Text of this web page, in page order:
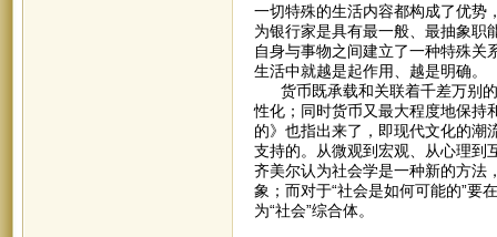
一切特殊的生活内容都构成了优势
为银行家是具有最一般、最抽象职
自身与事物之间建立了一种特殊关
生活中就越是起作用、越是明确。
货币既承载和关联着千差万别的
性化；同时货币又最大程度地保持
的》也指出来了，即现代文化的
支持的。从微观到宏观、从心理到
齐美尔认为社会学是一种新的方法
象；而对于“社会是如何可能的”要
为“社会”综合体。